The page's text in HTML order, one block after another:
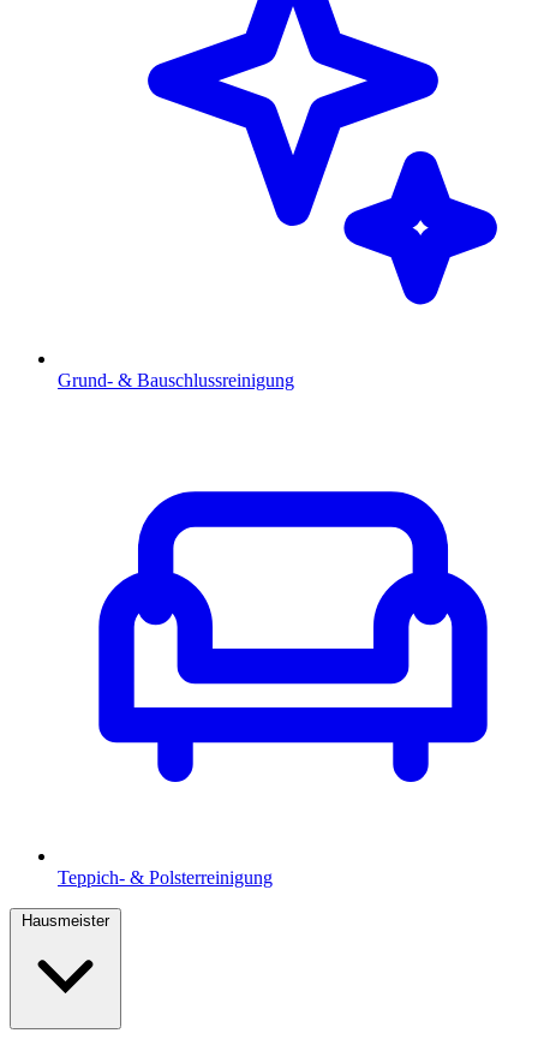
Grund- & Bauschlussreinigung
Teppich- & Polsterreinigung
Hausmeister